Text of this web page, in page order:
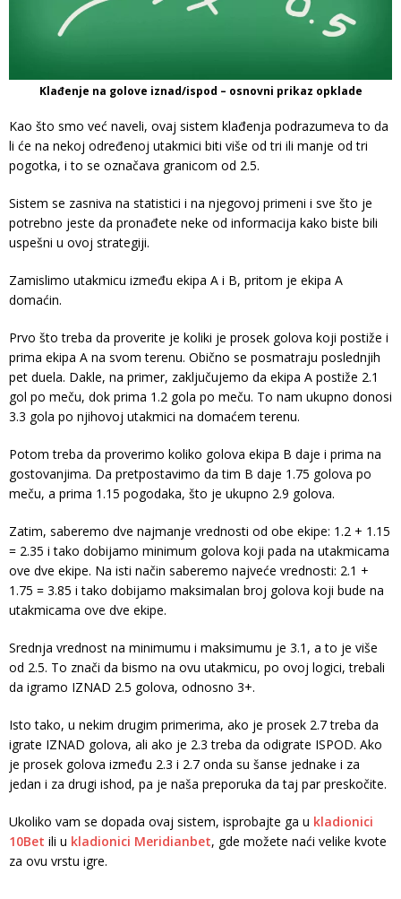
Klađenje na golove iznad/ispod – osnovni prikaz opklade
Kao što smo već naveli, ovaj sistem klađenja podrazumeva to da
li će na nekoj određenoj utakmici biti više od tri ili manje od tri
pogotka, i to se označava granicom od 2.5.
Sistem se zasniva na statistici i na njegovoj primeni i sve što je
potrebno jeste da pronađete neke od informacija kako biste bili
uspešni u ovoj strategiji.
Zamislimo utakmicu između ekipa A i B, pritom je ekipa A
domaćin.
Prvo što treba da proverite je koliki je prosek golova koji postiže i
prima ekipa A na svom terenu. Obično se posmatraju poslednjih
pet duela. Dakle, na primer, zaključujemo da ekipa A postiže 2.1
gol po meču, dok prima 1.2 gola po meču. To nam ukupno donosi
3.3 gola po njihovoj utakmici na domaćem terenu.
Potom treba da proverimo koliko golova ekipa B daje i prima na
gostovanjima. Da pretpostavimo da tim B daje 1.75 golova po
meču, a prima 1.15 pogodaka, što je ukupno 2.9 golova.
Zatim, saberemo dve najmanje vrednosti od obe ekipe: 1.2 + 1.15
= 2.35 i tako dobijamo minimum golova koji pada na utakmicama
ove dve ekipe. Na isti način saberemo najveće vrednosti: 2.1 +
1.75 = 3.85 i tako dobijamo maksimalan broj golova koji bude na
utakmicama ove dve ekipe.
Srednja vrednost na minimumu i maksimumu je 3.1, a to je više
od 2.5. To znači da bismo na ovu utakmicu, po ovoj logici, trebali
da igramo IZNAD 2.5 golova, odnosno 3+.
Isto tako, u nekim drugim primerima, ako je prosek 2.7 treba da
igrate IZNAD golova, ali ako je 2.3 treba da odigrate ISPOD. Ako
je prosek golova između 2.3 i 2.7 onda su šanse jednake i za
jedan i za drugi ishod, pa je naša preporuka da taj par preskočite.
Ukoliko vam se dopada ovaj sistem, isprobajte ga u kladionici
10Bet ili u kladionici Meridianbet, gde možete naći velike kvote
za ovu vrstu igre.